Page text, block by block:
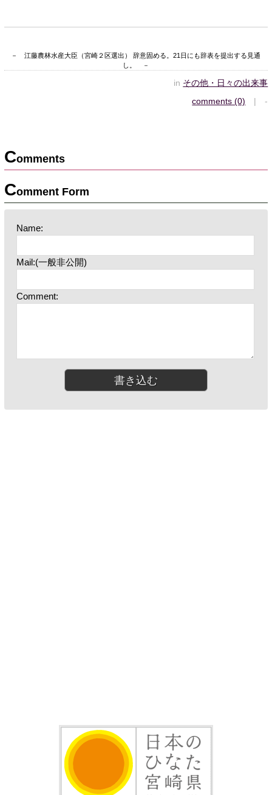
－ 江藤農林水産大臣（宮崎２区選出） 辞意固める。21日にも辞表を提出する見通
し。 －
in その他・日々の出来事
comments (0) | -
Comments
Comment Form
Name:
Mail:(一般非公開)
Comment: